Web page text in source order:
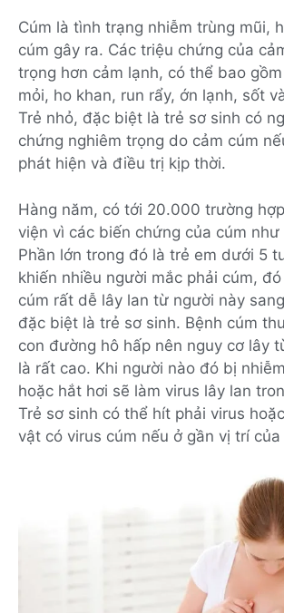
Cúm là tình trạng nhiễm trùng mũi,
cúm gây ra. Các triệu chứng của
trọng hơn cảm lạnh, có thể bao
mỏi, ho khan, run rẩy, ớn lạnh, sốt
Trẻ nhỏ, đặc biệt là trẻ sơ sinh có
chứng nghiêm trọng do cảm cúm
phát hiện và điều trị kịp thời.
Hàng năm, có tới 20.000 trường
viện vì các biến chứng của cúm như
Phần lớn trong đó là trẻ em dưới 5
khiến nhiều người mắc phải cúm,
cúm rất dễ lây lan từ người này
đặc biệt là trẻ sơ sinh. Bệnh cúm
con đường hô hấp nên nguy cơ lây
là rất cao. Khi người nào đó bị
hoặc hắt hơi sẽ làm virus lây lan
Trẻ sơ sinh có thể hít phải virus
vật có virus cúm nếu ở gần vị trí